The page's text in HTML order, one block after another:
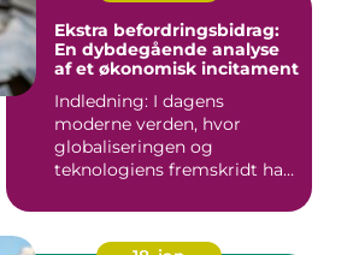
Ekstra befordringsbidrag:
En dybdegående analyse
af et økonomisk incitament
Indledning: I dagens
moderne verden, hvor
globaliseringen og
teknologiens fremskridt har